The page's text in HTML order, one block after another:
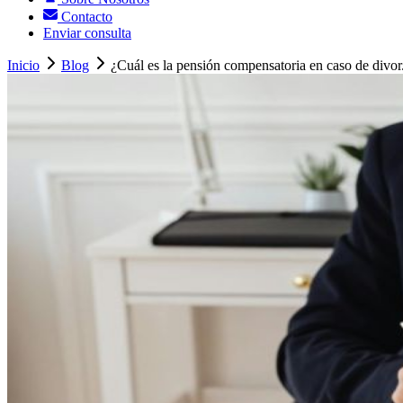
Contacto
Enviar consulta
Inicio Blog ¿Cuál es la pensión compensatoria en caso de